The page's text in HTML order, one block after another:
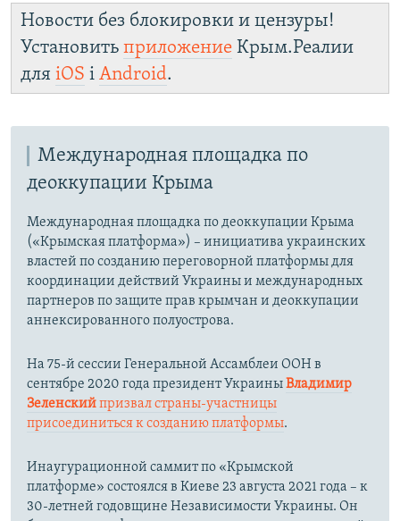
Новости без блокировки и цензуры!
Установить приложение Крым.Реалии
для iOS і Android.
Международная площадка по
деоккупации Крыма
Международная площадка по деоккупации Крыма
(«Крымская платформа») – инициатива украинских
властей по созданию переговорной платформы для
координации действий Украины и международных
партнеров по защите прав крымчан и деоккупации
аннексированного полуострова.
На 75-й сессии Генеральной Ассамблеи ООН в
сентябре 2020 года президент УкраиныВладимир
Зеленскийпризвал страны-участницы
присоединиться к созданию платформы.
Инаугурационной саммит по «Крымской
платформе» состоялся в Киеве 23 августа 2021 года – к
30-летней годовщине Независимости Украины. Он